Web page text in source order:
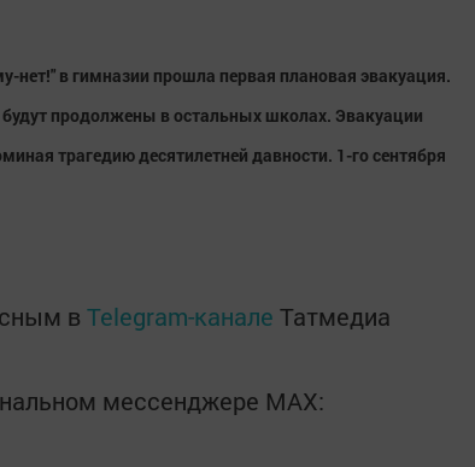
нет!" в гимназии прошла первая плановая эвакуация.
продолжены в остальных школах. Эвакуации
трагедию десятилетней давности. 1-го сентября
в Telegram-канале Татмедиа
мессенджере MАХ: